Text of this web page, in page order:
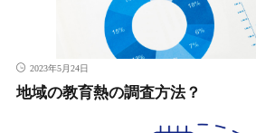
2023年5月24日
地域の教育熱の調査方法？